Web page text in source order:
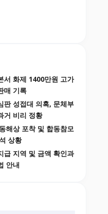
서 화제 1400만원 고가
매 기록
판 성접대 의혹, 문체부
거 비리 정황
해상 포착 및 합동참모
상황
급 지역 및 금액 확인과
안내